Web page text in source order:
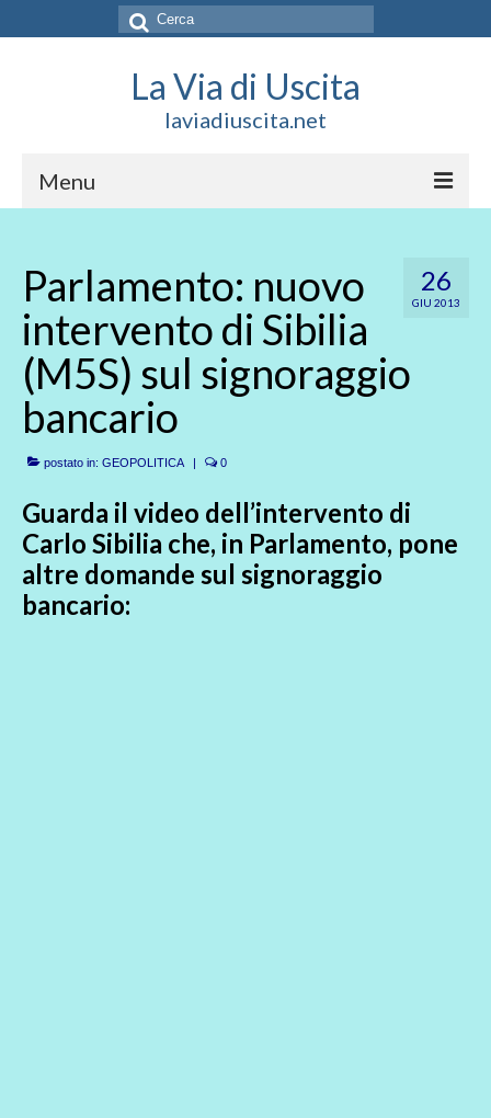
Cerca:
La Via di Uscita
laviadiuscita.net
Menu
CHI SIAMO
SOCIAL
SOSTIENICI
CONTATTI
26
GIU 2013
Parlamento: nuovo
intervento di Sibilia
(M5S) sul signoraggio
bancario
postato in: GEOPOLITICA | 0
Guarda il video dell’intervento di
Carlo Sibilia che, in Parlamento, pone
altre domande sul signoraggio
bancario: